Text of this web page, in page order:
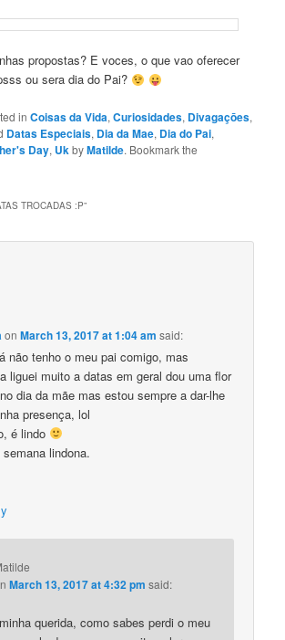
propostas? E voces, o que vao oferecer
ou sera dia do Pai?
inCoisas da Vida,Curiosidades, Divagaçōes,
Datas Especiais, Dia da Mae, Dia do Pai,
Day, Uk byMatilde. Bookmark the
TROCADAS :P”
onMarch 13, 2017 at 1:04 am said:
não tenho o meu pai comigo, mas
liguei muito a datas em geral dou uma flor
dia da mãe mas estou sempre a dar-lhe
presença, lol
é lindo
lindona.
March 13, 2017 at 4:32 pm said:
querida, como sabes perdi o meu